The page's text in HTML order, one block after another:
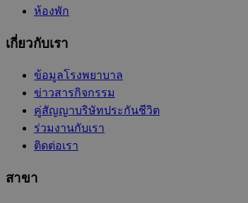
ห้องพัก
เกี่ยวกับเรา
ข้อมูลโรงพยาบาล
ข่าวสารกิจกรรม
คู่สัญญาบริษัทประกันชีวิต
ร่วมงานกับเรา
ติดต่อเรา
สาขา